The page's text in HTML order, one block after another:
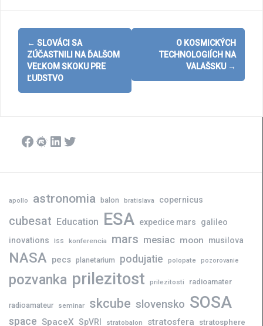
Post
navigation
← SLOVÁCI SA
ZÚČASTNILI NA ĎALŠOM
VEĽKOM SKOKU PRE
ĽUDSTVO
O KOSMICKÝCH
TECHNOLOGIÍCH NA
VALAŠSKU →
Facebook
Meetup
LinkedIn
Twitter
apollo astronomia balon bratislava copernicus
cubesat Education ESA expedice mars
galileo
inovations iss konferencia mars mesiac moon musilova
NASA pecs planetarium podujatie polopate pozorovanie
pozvanka prilezitost prilezitosti radioamater
radioamateur seminar skcube slovensko SOSA
space SpaceX SpVRI stratobalon stratosfera stratosphere